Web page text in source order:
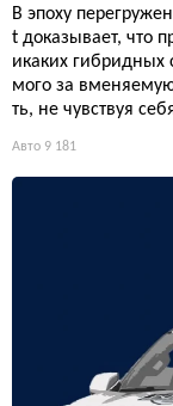
В эпоху
t доказывает, что
икаких гибридных
мого за
ть, не чувствуя
Авто 9 181